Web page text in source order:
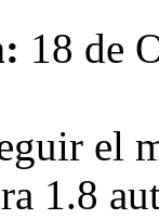
18 de
el
1.8